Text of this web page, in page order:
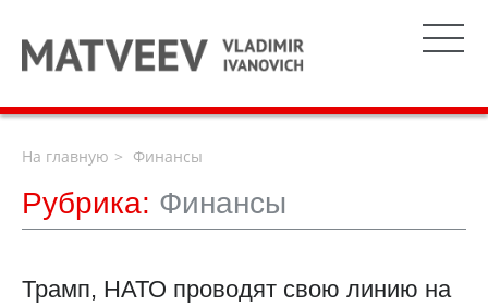
На главную Финансы
Рубрика: Финансы
Трамп, НАТО проводят свою линию на